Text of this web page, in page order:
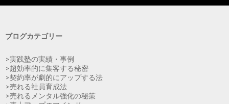
ブログカテゴリー
>実践塾の実績・事例
>超効率的に集客する秘密
>契約率が劇的にアップする法
>売れる社員育成法
>売れるメンタル強化の秘策